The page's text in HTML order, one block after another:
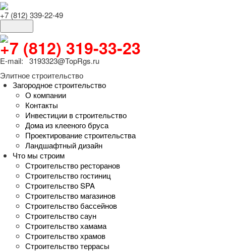
+7 (812) 339-22-49
+7 (812) 319-33-23
E-mail: 3193323@TopRgs.ru
Элитное строительство
Загородное строительство
О компании
Контакты
Инвестиции в строительство
Дома из клееного бруса
Проектирование строительства
Ландшафтный дизайн
Что мы строим
Строительство ресторанов
Строительство гостиниц
Строительство SPA
Строительство магазинов
Строительство бассейнов
Строительство саун
Строительство хамама
Строительство храмов
Строительство террасы